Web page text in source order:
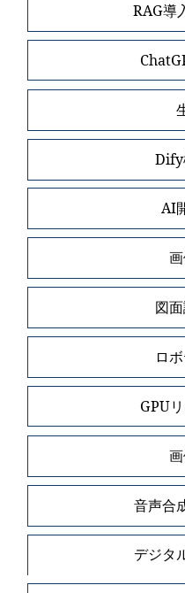
RAG導
Dify
AI
図
ロ
GPU
音声合
デジタ